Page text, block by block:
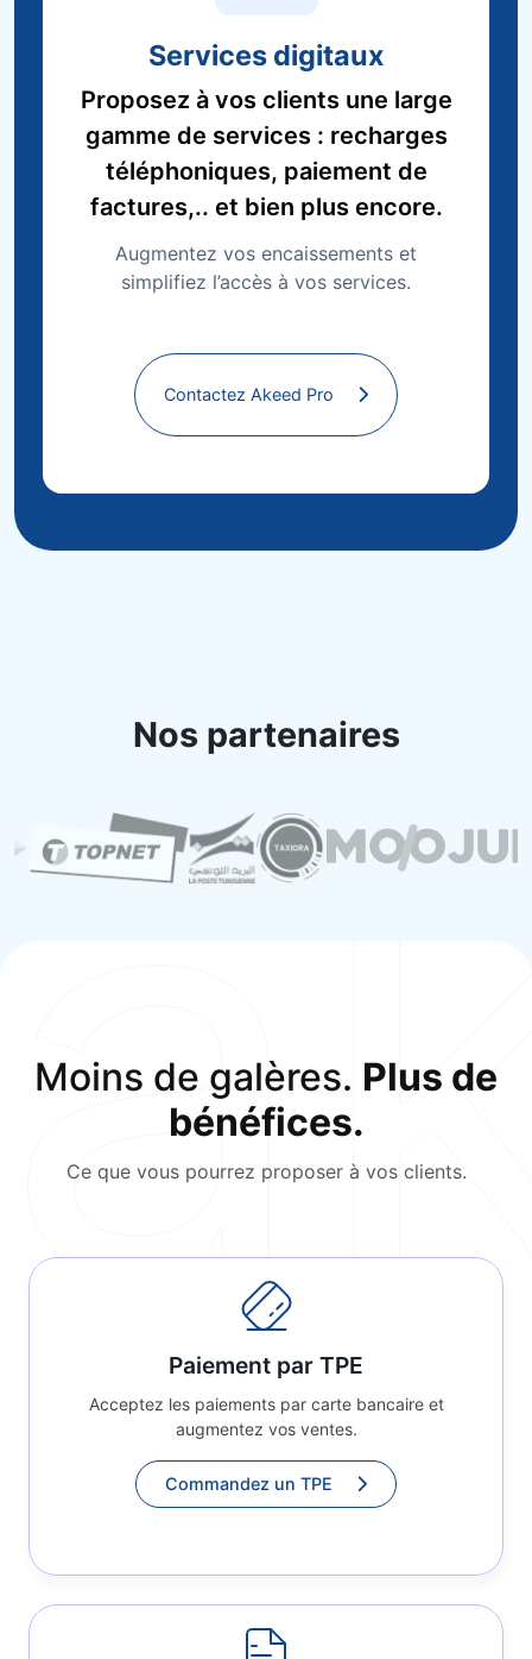
Services digitaux
Proposez à vos clients une large
gamme de services : recharges
téléphoniques, paiement de
factures,.. et bien plus encore.
Augmentez vos encaissements et
simplifiez l’accès à vos services.
Contactez Akeed Pro
Nos partenaires
Moins de galères. Plus de
bénéfices.
Ce que vous pourrez proposer à vos clients.
Paiement par TPE
Acceptez les paiements par carte bancaire et
augmentez vos ventes.
Commandez un TPE